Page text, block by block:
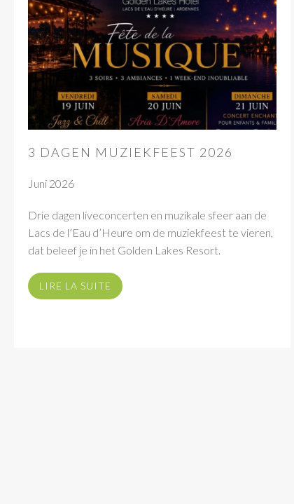
3 DAGEN MUZIEKFEEST 2026
Juni 2026
Drie dagen liveconcerten en muzikale sfeer aan de
Lacs de l’Eau d’Heure om de muziekfeest te vieren,
dat beleef je in het Golden Lakes Resort.
LIRE LA SUITE